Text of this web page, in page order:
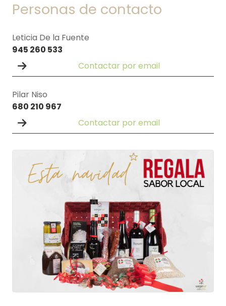
Personas de contacto
Leticia De la Fuente
945 260 533
Contactar por email
Pilar Niso
680 210 967
Contactar por email